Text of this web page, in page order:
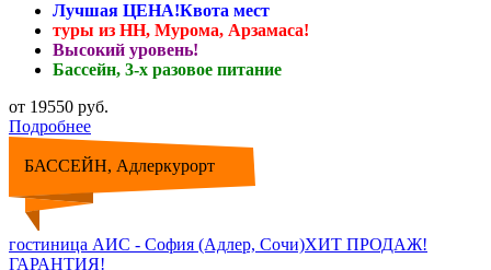
Лучшая ЦЕНА!Квота мест
туры из НН, Мурома, Арзамаса!
Высокий уровень!
Бассейн, 3-х разовое питание
от 19550 руб.
Подробнее
БАССЕЙН, Адлеркурорт
гостиница АИС - София (Адлер, Сочи)ХИТ ПРОДАЖ!
ГАРАНТИЯ!